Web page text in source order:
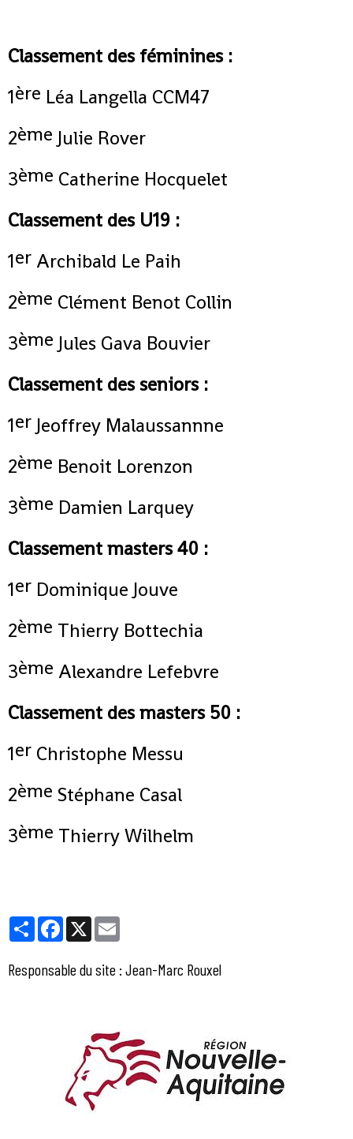
Classement des féminines :
1ère Léa Langella CCM47
2ème Julie Rover
3ème Catherine Hocquelet
Classement des U19 :
1er Archibald Le Paih
2ème Clément Benot Collin
3ème Jules Gava Bouvier
Classement des seniors :
1er Jeoffrey Malaussannne
2ème Benoit Lorenzon
3ème Damien Larquey
Classement masters 40 :
1er Dominique Jouve
2ème Thierry Bottechia
3ème Alexandre Lefebvre
Classement des masters 50 :
1er Christophe Messu
2ème Stéphane Casal
3ème Thierry Wilhelm
PartagerFacebook
X
Responsable du site : Jean-Marc Rouxel